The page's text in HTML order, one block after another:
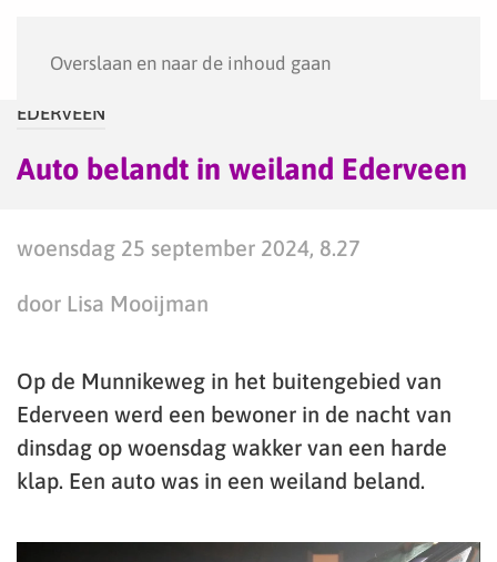
Overslaan en naar de inhoud gaan
EDERVEEN
Auto belandt in weiland Ederveen
woensdag 25 september 2024, 8.27
door Lisa Mooijman
Op de Munnikeweg in het buitengebied van
Ederveen werd een bewoner in de nacht van
dinsdag op woensdag wakker van een harde
klap. Een auto was in een weiland beland.